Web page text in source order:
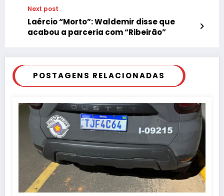
Next post
Laércio “Morto”: Waldemir disse que
acabou a parceria com “Ribeirão”
POSTAGENS RELACIONADAS